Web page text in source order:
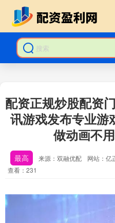
配资正规炒股配资
讯游戏发布专业游
做动画不
最高 来源：双融优配 网站：亿
查看：231